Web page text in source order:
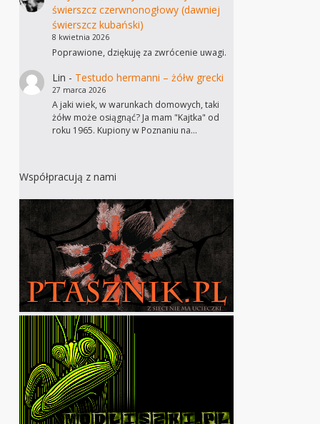
świerszcz czerwnonogłowy (dawniej
świerszcz kubański)
8 kwietnia 2026
Poprawione, dziękuję za zwrócenie uwagi.
Lin - Testudo hermanni – żółw grecki
27 marca 2026
A jaki wiek, w warunkach domowych, taki
żółw może osiągnąć? Ja mam "Kajtka" od
roku 1965. Kupiony w Poznaniu na…
Współpracują z nami